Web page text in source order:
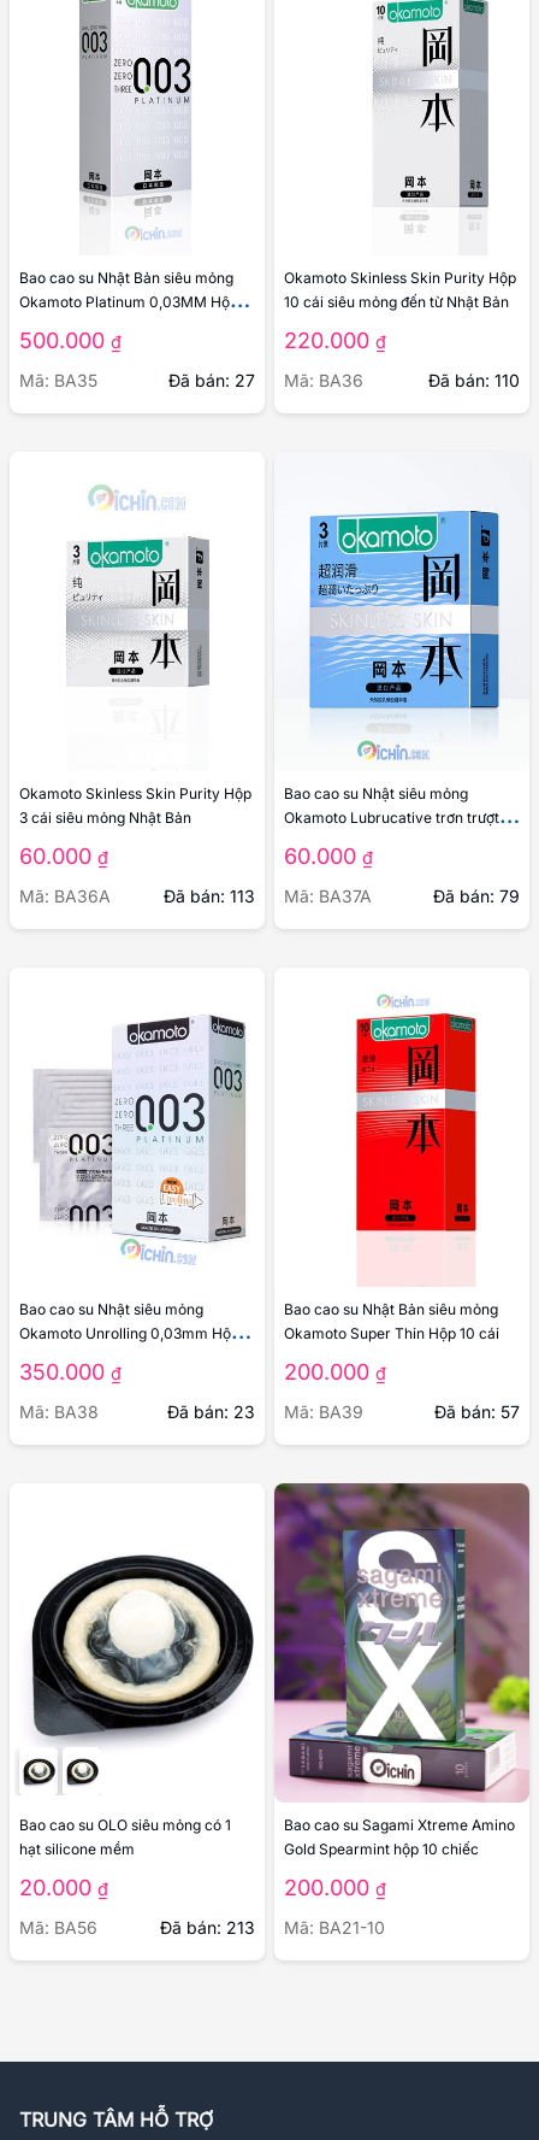
Bao cao su Nhật Bản siêu mỏng
Okamoto Platinum 0,03MM Hộp
500.000 ₫
Mã: BA35
Đã bán: 27
Okamoto Skinless Skin Purity Hộp
10 cái siêu mỏng đến từ Nhật Bản
220.000 ₫
Mã: BA36
Đã bán: 110
Okamoto Skinless Skin Purity Hộp
3 cái siêu mỏng Nhật Bản
60.000 ₫
Mã: BA36A
Đã bán: 113
Bao cao su Nhật siêu mỏng
Okamoto Lubrucative trơn trượt 3
60.000 ₫
Mã: BA37A
Đã bán: 79
Bao cao su Nhật siêu mỏng
Okamoto Unrolling 0,03mm Hộp
350.000 ₫
Mã: BA38
Đã bán: 23
Bao cao su Nhật Bản siêu mỏng
Okamoto Super Thin Hộp 10 cái
200.000 ₫
Mã: BA39
Đã bán: 57
Bao cao su OLO siêu mỏng có 1
hạt silicone mềm
20.000 ₫
Mã: BA56
Đã bán: 213
Bao cao su Sagami Xtreme Amino
Gold Spearmint hộp 10 chiếc
200.000 ₫
Mã: BA21-10
TRUNG TÂM HỖ TRỢ